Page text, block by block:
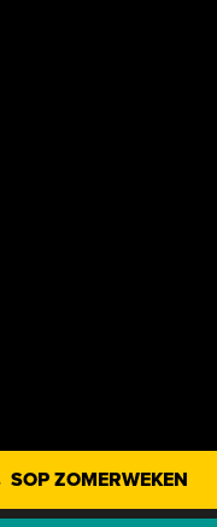
SOP ZOMERWEKEN